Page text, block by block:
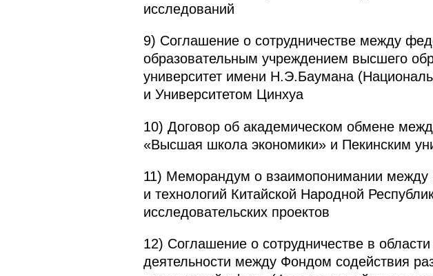
исследований
9) Соглашение о сотрудничестве между
образовательным учреждением высшего
университет имени Н.Э.Баумана
и Университетом Цинхуа
10) Договор об академическом обмене
«Высшая школа экономики» и Пекинским
11) Меморандум о взаимопонимании
и технологий Китайской Народной
исследовательских проектов
12) Соглашение о сотрудничестве в
деятельности между Фондом содействия